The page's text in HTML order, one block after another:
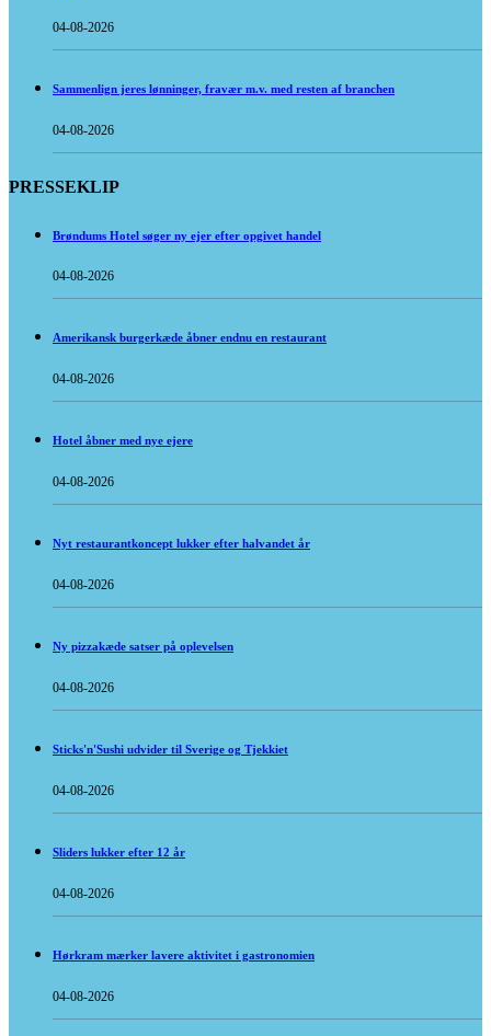
04-08-2026
Sammenlign jeres lønninger, fravær m.v. med resten af branchen
04-08-2026
PRESSEKLIP
Brøndums Hotel søger ny ejer efter opgivet handel
04-08-2026
Amerikansk burgerkæde åbner endnu en restaurant
04-08-2026
Hotel åbner med nye ejere
04-08-2026
Nyt restaurantkoncept lukker efter halvandet år
04-08-2026
Ny pizzakæde satser på oplevelsen
04-08-2026
Sticks'n'Sushi udvider til Sverige og Tjekkiet
04-08-2026
Sliders lukker efter 12 år
04-08-2026
Hørkram mærker lavere aktivitet i gastronomien
04-08-2026